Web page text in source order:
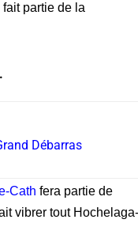
fait partie de la
Débarras
Cath fera partie de
vibrer tout Hochelaga-